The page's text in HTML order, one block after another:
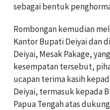
sebagai bentuk
Rombongan kemudian
Kantor Bupati Deiyai dan
Deiyai, Mesak Pakage,
kesempatan tersebut,
ucapan terima kasih
Deiyai, termasuk kepada
Papua Tengah atas